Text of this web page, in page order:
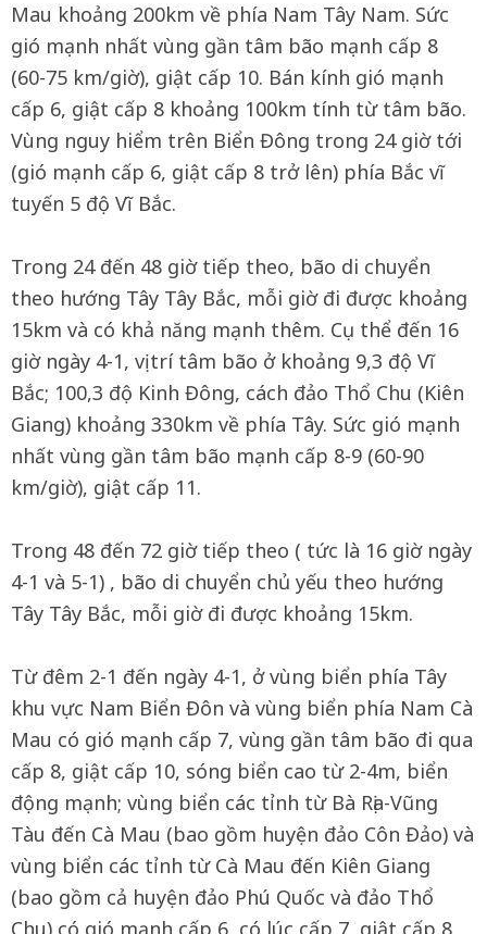
Mau khoảng 200km về phía Nam Tây Nam. Sức
gió mạnh nhất vùng gần tâm bão mạnh cấp 8
(60-75 km/giờ), giật cấp 10. Bán kính gió mạnh
cấp 6, giật cấp 8 khoảng 100km tính từ tâm bão.
Vùng nguy hiểm trên Biển Đông trong 24 giờ tới
(gió mạnh cấp 6, giật cấp 8 trở lên) phía Bắc vĩ
tuyến 5 độ Vĩ Bắc.
Trong 24 đến 48 giờ tiếp theo, bão di chuyển
theo hướng Tây Tây Bắc, mỗi giờ đi được khoảng
15km và có khả năng mạnh thêm. Cụ thể đến 16
giờ ngày 4-1, vị trí tâm bão ở khoảng 9,3 độ Vĩ
Bắc; 100,3 độ Kinh Đông, cách đảo Thổ Chu (Kiên
Giang) khoảng 330km về phía Tây. Sức gió mạnh
nhất vùng gần tâm bão mạnh cấp 8-9 (60-90
km/giờ), giật cấp 11.
Trong 48 đến 72 giờ tiếp theo ( tức là 16 giờ ngày
4-1 và 5-1) , bão di chuyển chủ yếu theo hướng
Tây Tây Bắc, mỗi giờ đi được khoảng 15km.
Từ đêm 2-1 đến ngày 4-1, ở vùng biển phía Tây
khu vực Nam Biển Đôn và vùng biển phía Nam Cà
Mau có gió mạnh cấp 7, vùng gần tâm bão đi qua
cấp 8, giật cấp 10, sóng biển cao từ 2-4m, biển
động mạnh; vùng biển các tỉnh từ Bà Rịa-Vũng
Tàu đến Cà Mau (bao gồm huyện đảo Côn Đảo) và
vùng biển các tỉnh từ Cà Mau đến Kiên Giang
(bao gồm cả huyện đảo Phú Quốc và đảo Thổ
Chu) có gió mạnh cấp 6, có lúc cấp 7, giật cấp 8,